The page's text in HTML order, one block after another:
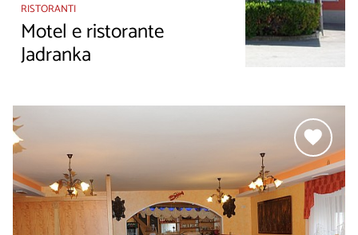
RISTORANTI
Motel e ristorante
Jadranka